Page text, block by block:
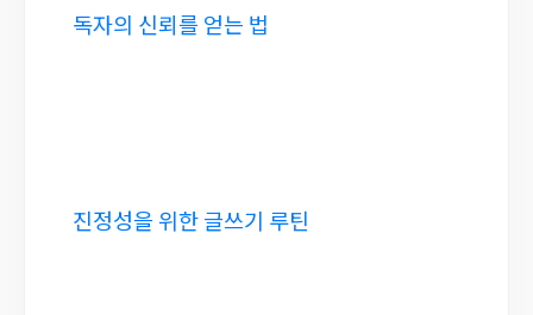
독자의 신뢰를 얻는 법
진정성을 위한 글쓰기 루틴